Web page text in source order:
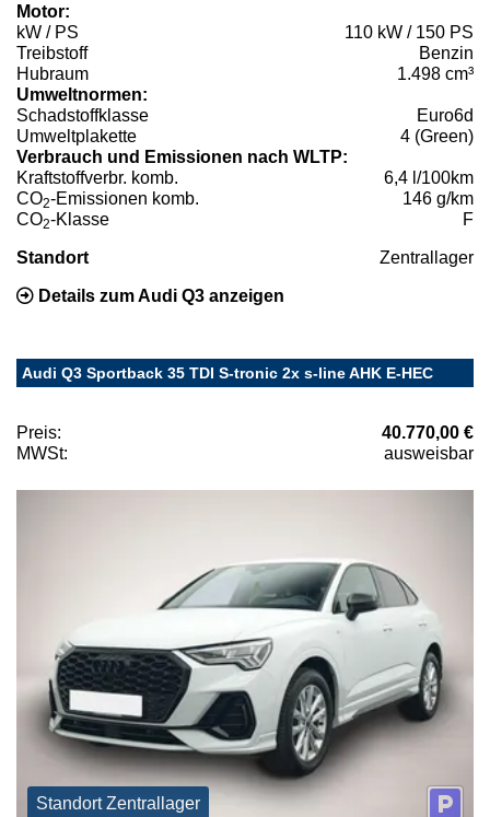
Motor:
kW / PS
110 kW / 150 PS
Treibstoff
Benzin
Hubraum
1.498 cm³
Umweltnormen:
Schadstoffklasse
Euro6d
Umweltplakette
4 (Green)
Verbrauch und Emissionen nach WLTP:
Kraftstoffverbr. komb.
6,4 l/100km
CO2-Emissionen komb.
146 g/km
CO2-Klasse F
Standort Zentrallager
Details zum Audi Q3 anzeigen
Audi Q3 Sportback 35 TDI S-tronic 2x s-line AHK E-HEC
Preis:
40.770,00 €
MWSt:
ausweisbar
Standort Zentrallager